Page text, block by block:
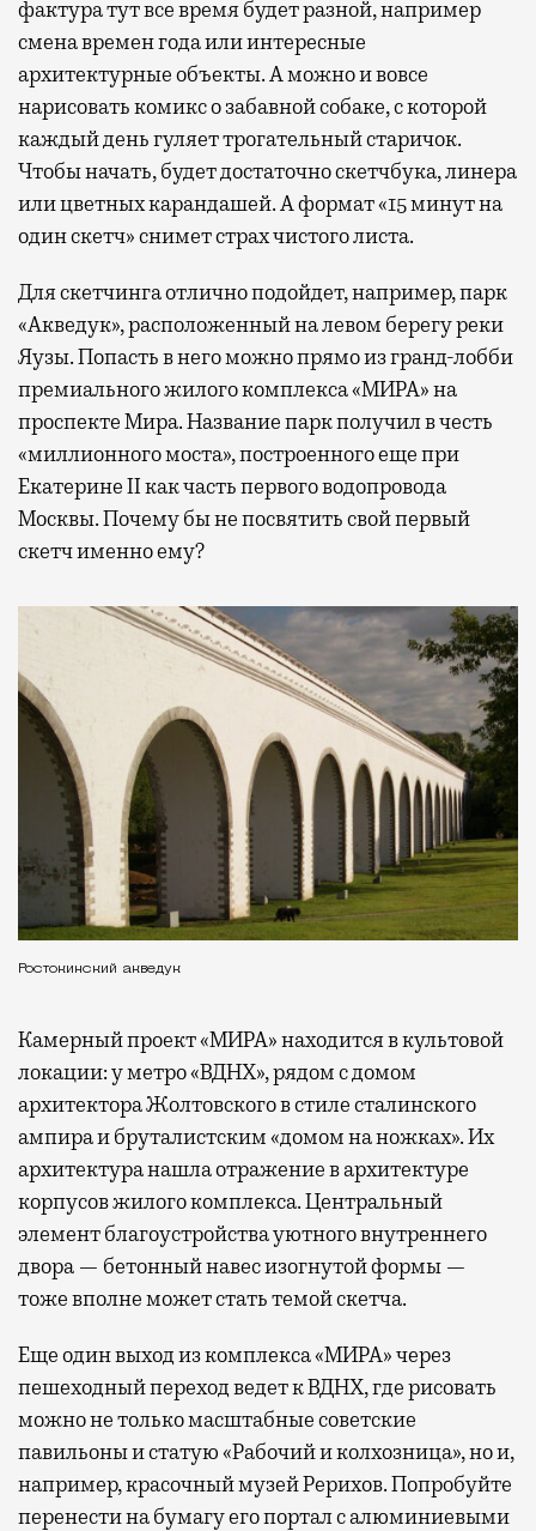
фактура тут все время будет разной, например
смена времен года или интересные
архитектурные объекты. А можно и вовсе
нарисовать комикс о забавной собаке, с которой
каждый день гуляет трогательный старичок.
Чтобы начать, будет достаточно скетчбука, линера
или цветных карандашей. А формат «15 минут на
один скетч» снимет страх чистого листа.
Для скетчинга отлично подойдет, например, парк
«Акведук», расположенный на левом берегу реки
Яузы. Попасть в него можно прямо из гранд-лобби
премиального жилого комплекса «МИРА» на
проспекте Мира. Название парк получил в честь
«миллионного моста», построенного еще при
Екатерине II как часть первого водопровода
Москвы. Почему бы не посвятить свой первый
скетч именно ему?
Ростокинский акведук
Камерный проект «МИРА» находится в культовой
локации: у метро «ВДНХ», рядом с домом
архитектора Жолтовского в стиле сталинского
ампира и бруталистским «домом на ножках». Их
архитектура нашла отражение в архитектуре
корпусов жилого комплекса. Центральный
элемент благоустройства уютного внутреннего
двора — бетонный навес изогнутой формы —
тоже вполне может стать темой скетча.
Еще один выход из комплекса «МИРА» через
пешеходный переход ведет к ВДНХ, где рисовать
можно не только масштабные советские
павильоны и статую «Рабочий и колхозница», но и,
например, красочный музей Рерихов. Попробуйте
перенести на бумагу его портал с алюминиевыми